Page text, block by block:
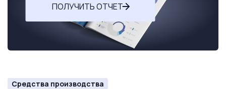
ПОЛУЧИТЬ ОТЧЕТ
Средства производства